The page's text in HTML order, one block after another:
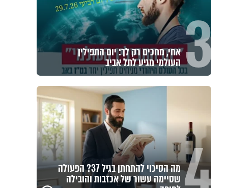
3 אחי, מחכים רק לך: יום התפילין
העולמי מגיע לתל אביב
מה הסיכוי להתחתן בגיל 37? הפעולה
שסיימה עשור של אכזבות והובילה